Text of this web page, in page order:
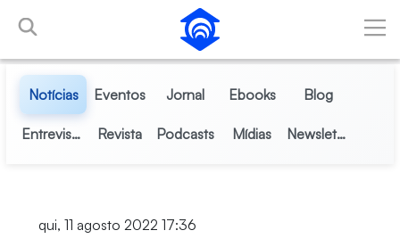
Pular para o Conteúdo principal
Notícias Eventos Jornal Ebooks Blog
Entrevistas Revista Podcasts Mídias Newsletter
qui, 11 agosto 2022 17:36